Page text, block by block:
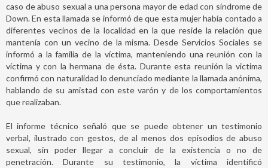
caso de abuso sexual a una persona mayor de edad con síndrome de
Down. En esta llamada se informó de que esta mujer había contado a
diferentes vecinos de la localidad en la que reside la relación que
mantenía con un vecino de la misma. Desde Servicios Sociales se
informó a la familia de la víctima, manteniendo una reunión con la
víctima y con la hermana de ésta. Durante esta reunión la victima
confirmó con naturalidad lo denunciado mediante la llamada anónima,
hablando de su amistad con este varón y de los comportamientos
que realizaban.
El informe técnico señaló que se puede obtener un testimonio
verbal, ilustrado con gestos, de al menos dos episodios de abuso
sexual, sin poder llegar a concluir de la existencia o no de
penetración. Durante su testimonio, la víctima identificó